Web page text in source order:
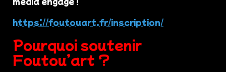
https://foutouart.fr/inscription/
Pourquoi soutenir
Foutou’art ?